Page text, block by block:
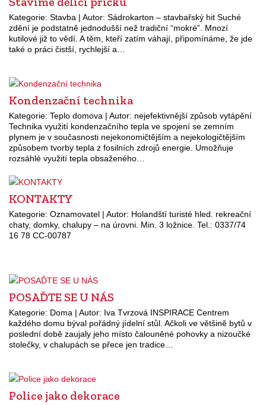
Kategorie: Stavba | Autor: Sádrokarton – stavbařský hit Suché
zdění je podstatně jednodušší než tradiční “mokré”. Mnozí
kutilové již to vědí. A těm, kteří zatím váhají, připomínáme, že jde
také o práci čistší, rychlejší a…
Kondenzační technika
Kategorie: Teplo domova | Autor: nejefektivnější způsob vytápění
Technika využití kondenzačního tepla ve spojení se zemním
plynem je v současnosti nejekonomičtějším a nejekologičtějším
způsobem tvorby tepla z fosilních zdrojů energie. Umožňuje
rozsáhlé využití tepla obsaženého…
KONTAKTY
Kategorie: Oznamovatel | Autor: Holandští turisté hled. rekreační
chaty, domky, chalupy – na úrovni. Min. 3 ložnice. Tel.: 0337/74
16 78 CC-00787
POSAĎTE SE U NÁS
Kategorie: Doma | Autor: Iva Tvrzová INSPIRACE Centrem
každého domu býval pořádný jídelní stůl. Ačkoli ve většině bytů v
poslední době zaujaly jeho místo čalouněné pohovky a nizoučké
stolečky, v chalupách se přece jen tradice…
Police jako dekorace